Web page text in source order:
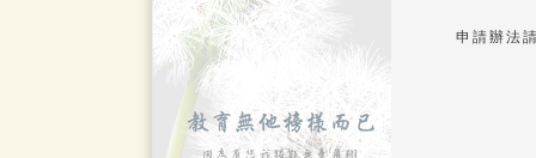
申請辦法